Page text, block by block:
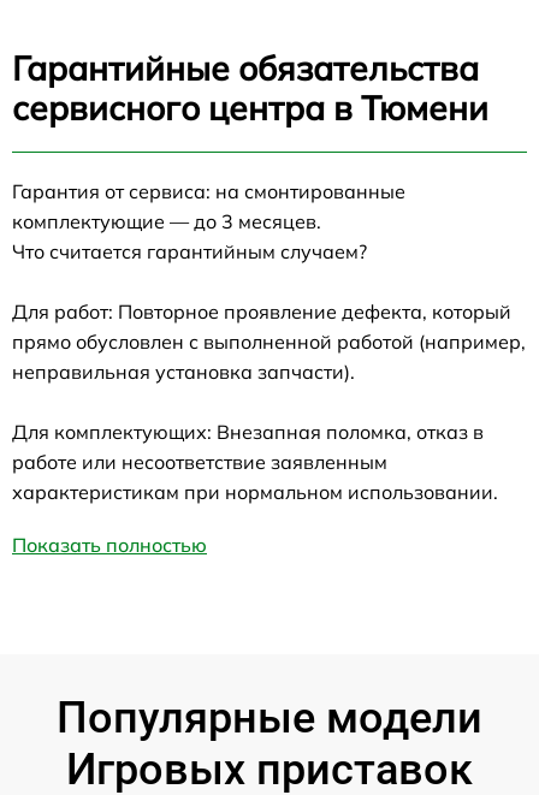
Гарантийные обязательства
сервисного центра в Тюмени
Гарантия от сервиса: на смонтированные
комплектующие — до 3 месяцев.
Что считается гарантийным случаем?
Для работ: Повторное проявление дефекта, который
прямо обусловлен с выполненной работой (например,
неправильная установка запчасти).
Для комплектующих: Внезапная поломка, отказ в
работе или несоответствие заявленным
характеристикам при нормальном использовании.
Показать полностью
Популярные модели
Игровых приставок